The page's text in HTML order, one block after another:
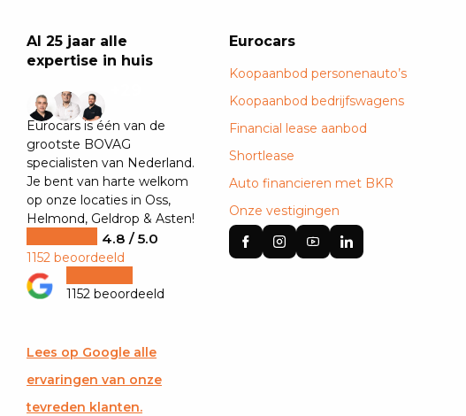
Al 25 jaar alle
expertise in huis
Eurocars is één van de
grootste BOVAG
specialisten van Nederland.
Je bent van harte welkom
op onze locaties in Oss,
Helmond, Geldrop & Asten!
4.8 / 5.0
1152 beoordeeld
1152 beoordeeld
Lees op Google alle
ervaringen van onze
tevreden klanten.
Eurocars
Koopaanbod personenauto’s
Koopaanbod bedrijfswagens
Financial lease aanbod
Shortlease
Auto financieren met BKR
Onze vestigingen